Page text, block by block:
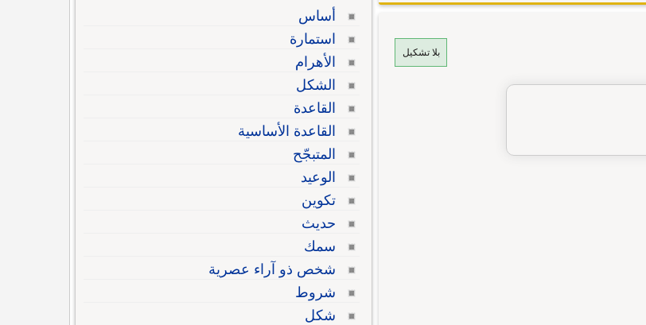
بلا تشكيل
أساس
استمارة
الأهرام
الشكل
القاعدة
القاعدة الأساسية
المتبجّح
الوعيد
تكوين
حديث
سمك
شخص ذو آراء عصرية
شروط
شكل